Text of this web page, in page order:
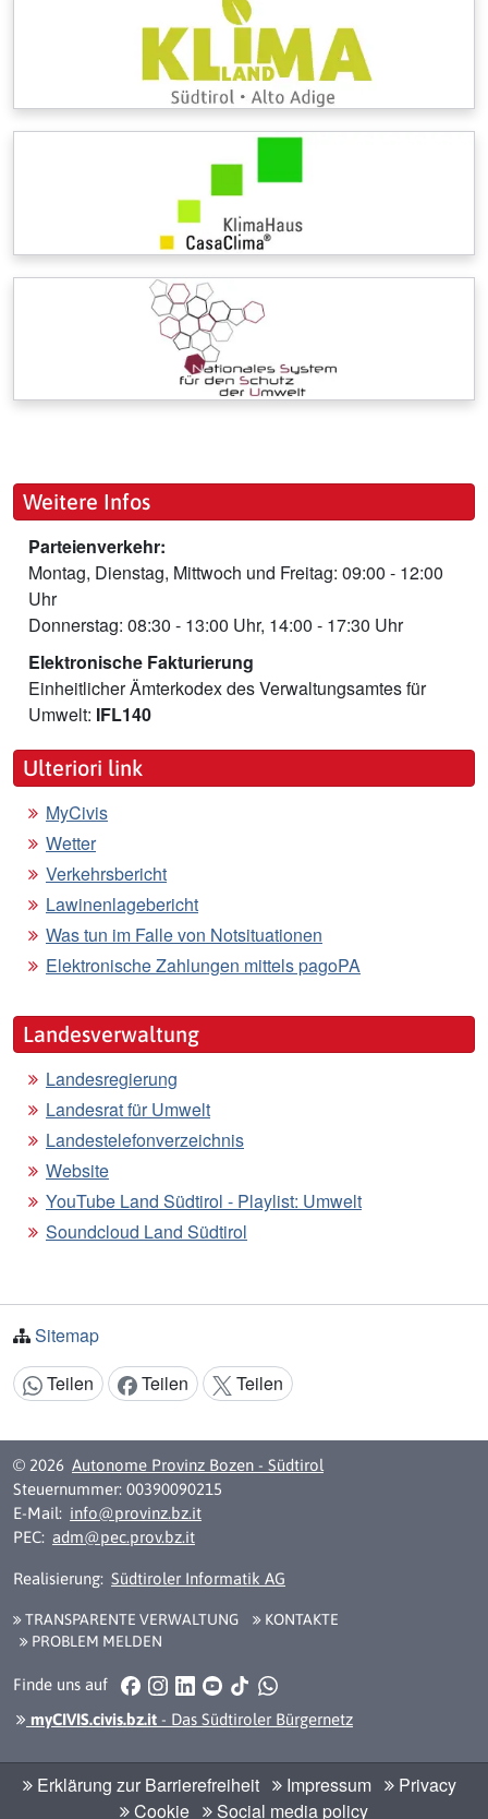
Weitere Infos
Parteienverkehr:
Montag, Dienstag, Mittwoch und Freitag: 09:00 - 12:00
Uhr
Donnerstag: 08:30 - 13:00 Uhr, 14:00 - 17:30 Uhr
Elektronische Fakturierung
Einheitlicher Ämterkodex des Verwaltungsamtes für
Umwelt: IFL140
Ulteriori link
MyCivis
Wetter
Verkehrsbericht
Lawinenlagebericht
Was tun im Falle von Notsituationen
Elektronische Zahlungen mittels pagoPA
Landesverwaltung
Landesregierung
Landesrat für Umwelt
Landestelefonverzeichnis
Website
YouTube Land Südtirol - Playlist: Umwelt
Soundcloud Land Südtirol
Sitemap
Inhalt teilen:
Teilen Teilen Teilen
© 2026 Autonome Provinz Bozen - Südtirol
Steuernummer: 00390090215
E-Mail: info@provinz.bz.it
PEC: adm@pec.prov.bz.it
Realisierung: Südtiroler Informatik AG
TRANSPARENTE VERWALTUNG
KONTAKTE
PROBLEM MELDEN
Finde uns auf Facebook
Instagram
LinkedInYouTube
TikTokWhatsApp
myCIVIS.civis.bz.it - Das Südtiroler Bürgernetz
Erklärung zur Barrierefreiheit Impressum
Privacy
Cookie
Social media policy